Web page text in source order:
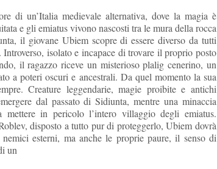
di un’Italia medievale alternativa, dove la magia è
e gli emiatus vivono nascosti tra le mura della rocca
il giovane Ubiem scopre di essere diverso da tutti
isolato e incapace di trovare il proprio posto
il ragazzo riceve un misterioso plalig cenerino, un
a poteri oscuri e ancestrali. Da quel momento la sua
Creature leggendarie, magie proibite e antichi
dal passato di Sidiunta, mentre una minaccia
mettere in pericolo l’intero villaggio degli emiatus.
disposto a tutto pur di proteggerlo, Ubiem dovrà
esterni, ma anche le proprie paure, il senso di
un